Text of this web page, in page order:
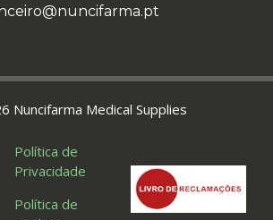
Política de
Privacidade
Política de
Nuncifarma Medical Supplies